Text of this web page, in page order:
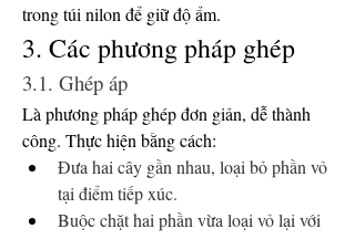
trong túi nilon để giữ độ ẩm.
3. Các phương pháp ghép
3.1. Ghép áp
Là phương pháp ghép đơn giản, dễ thành
công. Thực hiện bằng cách:
Đưa hai cây gần nhau, loại bỏ phần vỏ
tại điểm tiếp xúc.
Buộc chặt hai phần vừa loại vỏ lại với